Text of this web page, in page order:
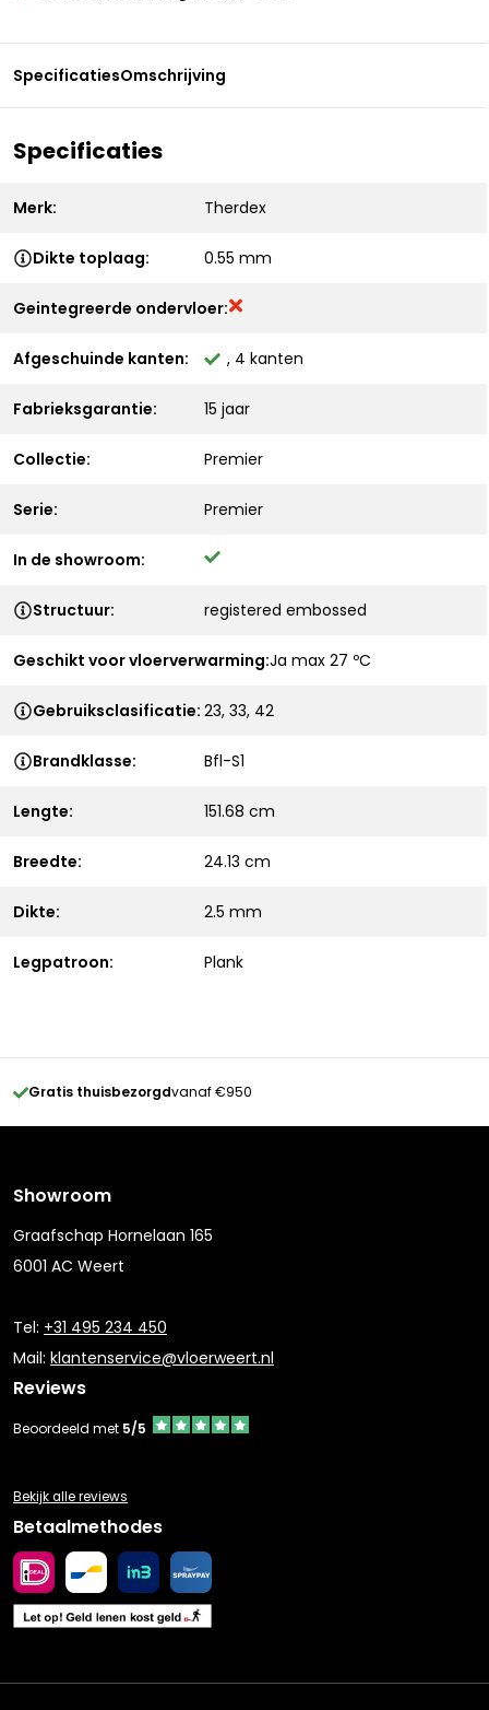
SpecificatiesOmschrijving
Specificaties
Merk: Therdex
Dikte toplaag: 0.55 mm
Geintegreerde ondervloer:
Afgeschuinde kanten: , 4 kanten
Fabrieksgarantie: 15 jaar
Collectie: Premier
Serie: Premier
In de showroom:
Structuur: registered embossed
Geschikt voor vloerverwarming:Ja max 27 ºC
Gebruiksclasificatie: 23, 33, 42
Brandklasse: Bfl-S1
Lengte: 151.68 cm
Breedte: 24.13 cm
Dikte: 2.5 mm
Legpatroon: Plank
Gratis thuisbezorgdvanaf €950
Showroom
Graafschap Hornelaan 165
6001 AC Weert
Tel: +31 495 234 450
Mail: klantenservice@vloerweert.nl
Reviews
Beoordeeld met 5/5
Bekijk alle reviews
Betaalmethodes